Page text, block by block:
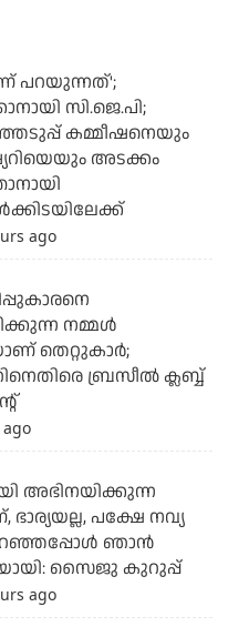
പറയുന്നത്';
സി.ജെ.പി;
കമ്മീഷനെയും
അടക്കം
ago
നമ്മള്‍
തെറ്റുകാര്‍;
ബ്രസീല്‍ ക്ലബ്ബ്
ago
അഭിനയിക്കുന്ന
പക്ഷേ നവ്യ
ഞാന്‍
സൈജു കുറുപ്പ്
ago